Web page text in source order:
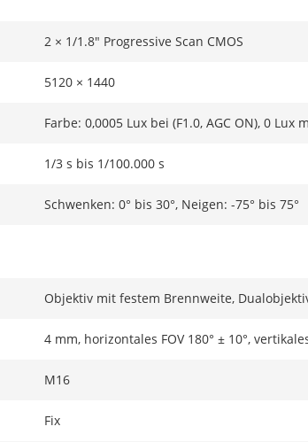
2 × 1/1.8" Progressive Scan CMOS
5120 × 1440
Farbe: 0,0005 Lux bei (F1.0, AGC ON), 0 Lux
1/3 s bis 1/100.000 s
Schwenken: 0° bis 30°, Neigen: -75° bis 75°
Objektiv mit festem Brennweite,
4 mm, horizontales FOV 180° ± 10°,
M16
Fix